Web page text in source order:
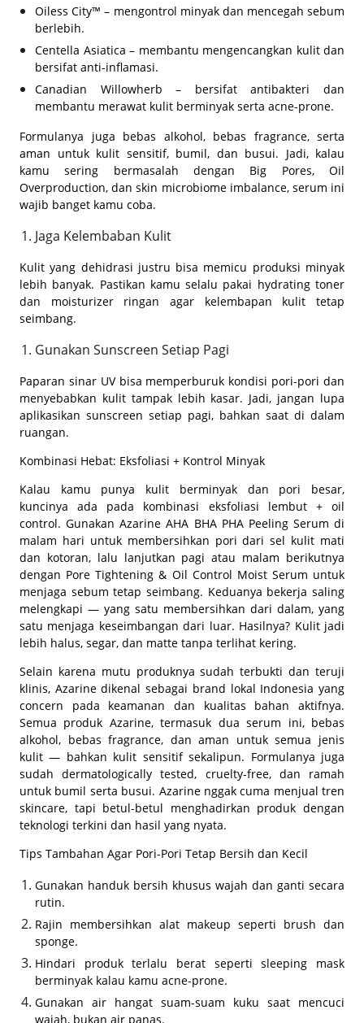
Oiless City™ – mengontrol minyak dan mencegah sebum
berlebih.
Centella Asiatica – membantu mengencangkan kulit dan
bersifat anti-inflamasi.
Canadian Willowherb – bersifat antibakteri dan
membantu merawat kulit berminyak serta acne-prone.
Formulanya juga bebas alkohol, bebas fragrance, serta
aman untuk kulit sensitif, bumil, dan busui. Jadi, kalau
kamu sering bermasalah dengan Big Pores, Oil
Overproduction, dan skin microbiome imbalance, serum ini
wajib banget kamu coba.
Jaga Kelembaban Kulit
Kulit yang dehidrasi justru bisa memicu produksi minyak
lebih banyak. Pastikan kamu selalu pakai hydrating toner
dan moisturizer ringan agar kelembapan kulit tetap
seimbang.
Gunakan Sunscreen Setiap Pagi
Paparan sinar UV bisa memperburuk kondisi pori-pori dan
menyebabkan kulit tampak lebih kasar. Jadi, jangan lupa
aplikasikan sunscreen setiap pagi, bahkan saat di dalam
ruangan.
Kombinasi Hebat: Eksfoliasi + Kontrol Minyak
Kalau kamu punya kulit berminyak dan pori besar,
kuncinya ada pada kombinasi eksfoliasi lembut + oil
control. Gunakan Azarine AHA BHA PHA Peeling Serum di
malam hari untuk membersihkan pori dari sel kulit mati
dan kotoran, lalu lanjutkan pagi atau malam berikutnya
dengan Pore Tightening & Oil Control Moist Serum untuk
menjaga sebum tetap seimbang. Keduanya bekerja saling
melengkapi — yang satu membersihkan dari dalam, yang
satu menjaga keseimbangan dari luar. Hasilnya? Kulit jadi
lebih halus, segar, dan matte tanpa terlihat kering.
Selain karena mutu produknya sudah terbukti dan teruji
klinis, Azarine dikenal sebagai brand lokal Indonesia yang
concern pada keamanan dan kualitas bahan aktifnya.
Semua produk Azarine, termasuk dua serum ini, bebas
alkohol, bebas fragrance, dan aman untuk semua jenis
kulit — bahkan kulit sensitif sekalipun. Formulanya juga
sudah dermatologically tested, cruelty-free, dan ramah
untuk bumil serta busui. Azarine nggak cuma menjual tren
skincare, tapi betul-betul menghadirkan produk dengan
teknologi terkini dan hasil yang nyata.
Tips Tambahan Agar Pori-Pori Tetap Bersih dan Kecil
Gunakan handuk bersih khusus wajah dan ganti secara
rutin.
Rajin membersihkan alat makeup seperti brush dan
sponge.
Hindari produk terlalu berat seperti sleeping mask
berminyak kalau kamu acne-prone.
Gunakan air hangat suam-suam kuku saat mencuci
wajah, bukan air panas.